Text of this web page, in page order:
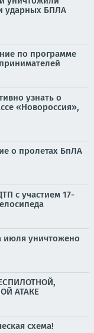
ударных БПЛА
по программе
узнать о
«Новороссия»,
о пролетах БпЛА
с участием 17-
июля уничтожено
АТАКЕ
схема!